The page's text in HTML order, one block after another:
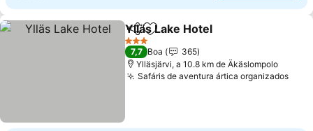
PartilharAdicionar aos favoritos
Ylläs Lake Hotel
3 Estrelas
7,7 Boa
365
Ylläsjärvi, a 10.8 km de Äkäslompolo
Safáris de aventura ártica organizadosVer